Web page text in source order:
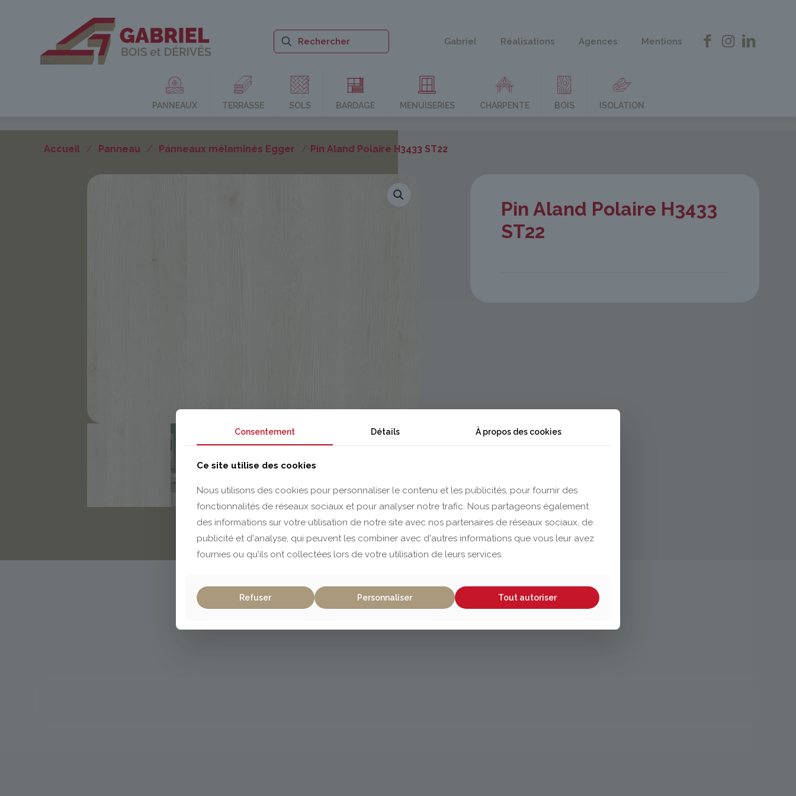
Gabriel Réalisations Agences Mentions
PANNEAUX TERRASSE SOLS BARDAGE MENUISERIES CHARPENTE BOIS ISOLATION
Accueil / Panneau / Panneaux mélaminés Egger / Pin Aland Polaire H3433 ST22
Pin Aland Polaire H3433
ST22
Consentement Détails À propos des cookies
Ce site utilise des cookies
Nous utilisons des cookies pour personnaliser le contenu et les publicités, pour fournir des
fonctionnalités de réseaux sociaux et pour analyser notre trafic. Nous partageons également
des informations sur votre utilisation de notre site avec nos partenaires de réseaux sociaux, de
publicité et d'analyse, qui peuvent les combiner avec d'autres informations que vous leur avez
fournies ou qu'ils ont collectées lors de votre utilisation de leurs services.
Refuser Personnaliser Tout autoriser